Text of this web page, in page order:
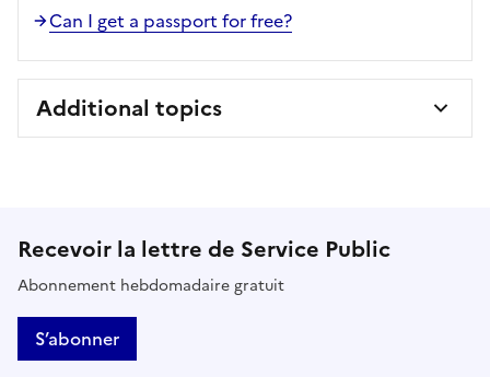
Can I get a passport for free?
Additional topics
Recevoir la lettre de Service Public
Abonnement hebdomadaire gratuit
S’abonner